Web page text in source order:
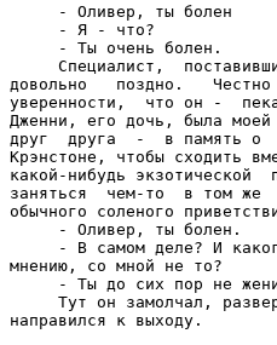
     - Оливер, ты болен
     - Я - что?
     - Ты очень болен.
Специалист,
довольно   поздно.
уверенности,  что он -
Дженни, его дочь, была
друг  друга  -  в память о
Крэнстоне, чтобы сходить
какой-нибудь
заняться  чем-то  в том же
обычного соленого
     - Оливер, ты болен.
- В самом деле? И
мнению, со мной не то?
- Ты до сих пор не
Тут он замолчал,
направился к выходу.